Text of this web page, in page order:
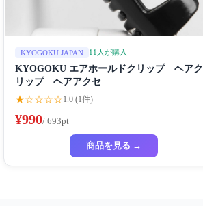
KYOGOKU JAPAN 11人が購入
KYOGOKU エアホールドクリップ ヘアク
リップ ヘアアクセ
★☆☆☆☆1.0 (1件)
¥990/ 693pt
商品を見る →